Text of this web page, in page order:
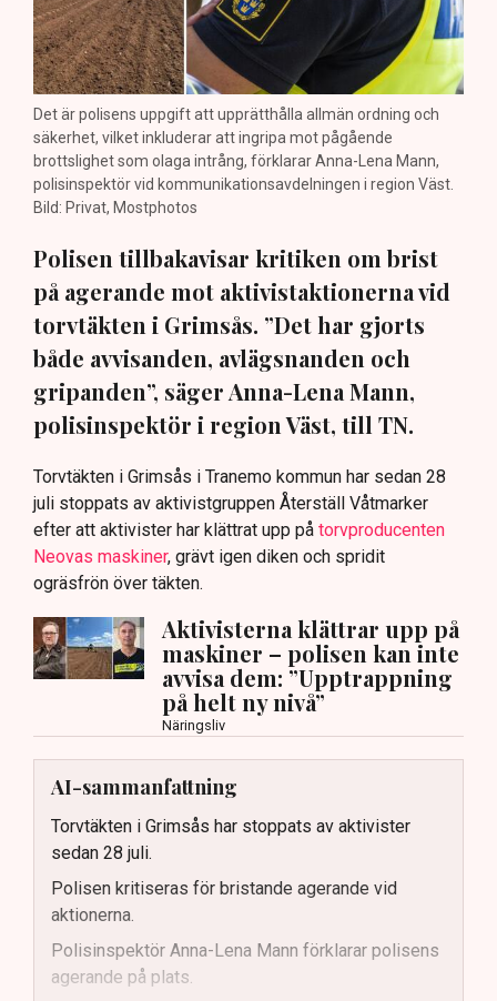
Det är polisens uppgift att upprätthålla allmän ordning och
säkerhet, vilket inkluderar att ingripa mot pågående
brottslighet som olaga intrång, förklarar Anna-Lena Mann,
polisinspektör vid kommunikationsavdelningen i region Väst.
Bild: Privat, Mostphotos
Polisen tillbakavisar kritiken om brist
på agerande mot aktivistaktionerna vid
torvtäkten i Grimsås. ”Det har gjorts
både avvisanden, avlägsnanden och
gripanden”, säger Anna-Lena Mann,
polisinspektör i region Väst, till TN.
Torvtäkten i Grimsås i Tranemo kommun har sedan 28
juli stoppats av aktivistgruppen Återställ Våtmarker
efter att aktivister har klättrat upp på torvproducenten
Neovas maskiner, grävt igen diken och spridit
ogräsfrön över täkten.
Aktivisterna klättrar upp på
maskiner – polisen kan inte
avvisa dem: ”Upptrappning
på helt ny nivå”
Näringsliv
AI-sammanfattning
Torvtäkten i Grimsås har stoppats av aktivister
sedan 28 juli.
Polisen kritiseras för bristande agerande vid
aktionerna.
Polisinspektör Anna-Lena Mann förklarar polisens
agerande på plats.